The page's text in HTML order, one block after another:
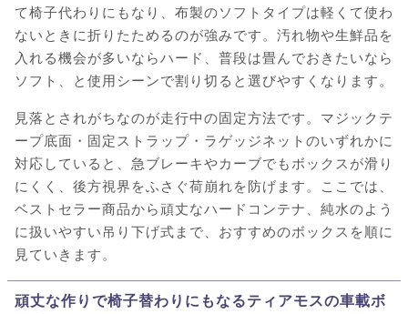
て椅子代わりにもなり、布製のソフトタイプは軽くて使わ
ないときに折りたためるのが強みです。汚れ物や生鮮品を
入れる機会が多いならハード、普段は畳んでおきたいなら
ソフト、と使用シーンで割り切ると選びやすくなります。
見落とされがちなのが走行中の固定方法です。マジックテ
ープ底面・固定ストラップ・ラゲッジネットのいずれかに
対応していると、急ブレーキやカーブでもボックスが滑り
にくく、後方視界をふさぐ荷崩れを防げます。ここでは、
ベストセラー商品から頑丈なハードコンテナ、純水のよう
に扱いやすい吊り下げ式まで、おすすめのボックスを順に
見ていきます。
頑丈な作りで椅子替わりにもなるティアモスの車載ボ